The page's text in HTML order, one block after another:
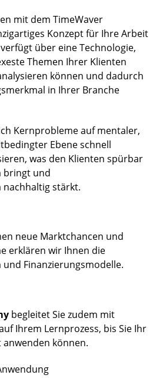
mit dem TimeWaver
Konzept für Ihre Arbeit
über eine Technologie,
Themen Ihrer Klienten
können und dadurch
in Ihrer Branche
Kernprobleme auf mentaler,
Ebene schnell
was den Klienten spürbar
bringt und
stärkt.
neue Marktchancen und
erklären wir Ihnen die
Finanzierungsmodelle.
begleitet Sie zudem mit
Ihrem Lernprozess, bis Sie Ihr
können.